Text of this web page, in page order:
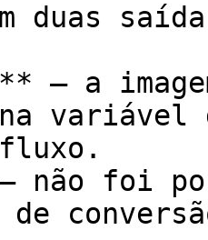
duas
— a
variável
fluxo.
não foi